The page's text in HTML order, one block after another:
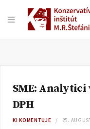
SME: Analytici
DPH
KI KOMENTUJE 25.